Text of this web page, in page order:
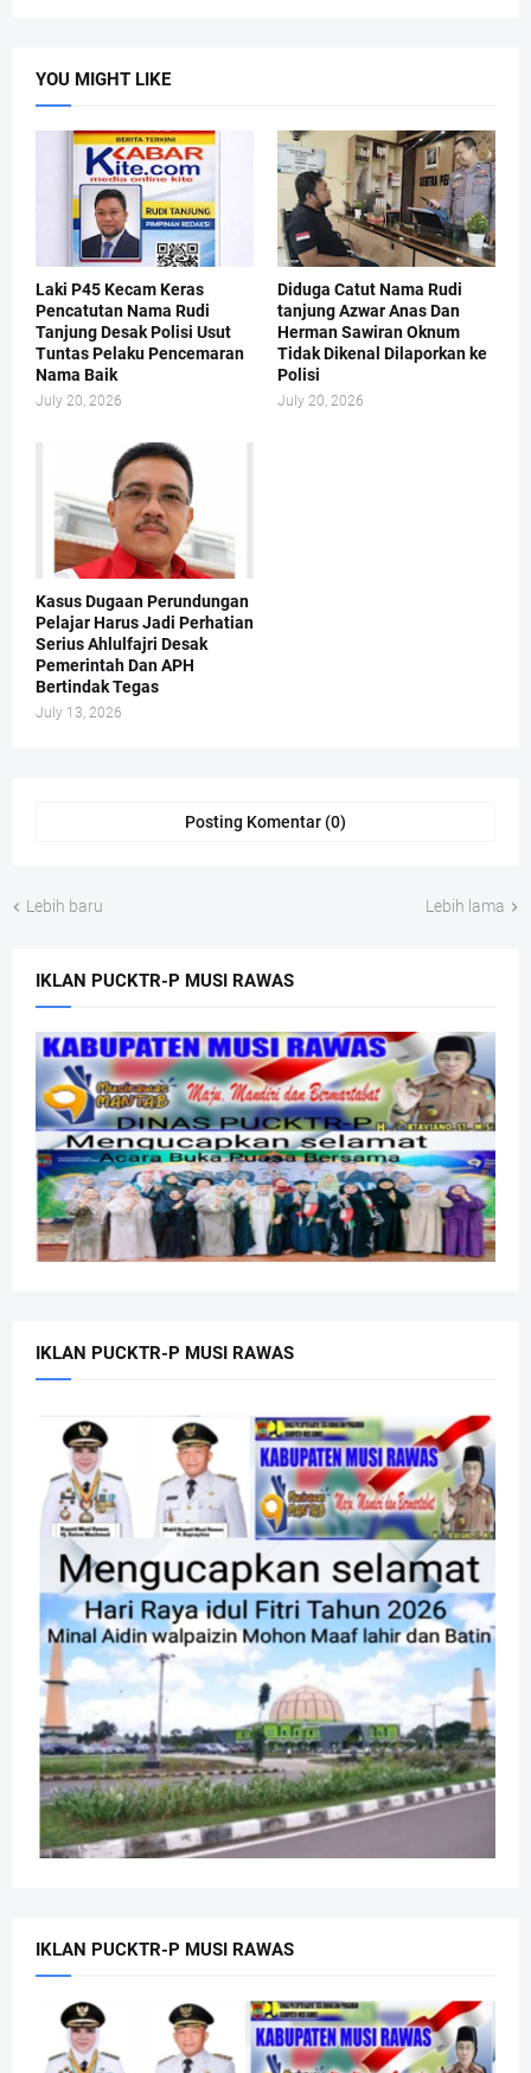
YOU MIGHT LIKE
Laki P45 Kecam Keras
Pencatutan Nama Rudi
Tanjung Desak Polisi Usut
Tuntas Pelaku Pencemaran
Nama Baik
July 20, 2026
Diduga Catut Nama Rudi
tanjung Azwar Anas Dan
Herman Sawiran Oknum
Tidak Dikenal Dilaporkan ke
Polisi
July 20, 2026
Kasus Dugaan Perundungan
Pelajar Harus Jadi Perhatian
Serius Ahlulfajri Desak
Pemerintah Dan APH
Bertindak Tegas
July 13, 2026
Posting Komentar (0)
Lebih baru Lebih lama
IKLAN PUCKTR-P MUSI RAWAS
IKLAN PUCKTR-P MUSI RAWAS
IKLAN PUCKTR-P MUSI RAWAS